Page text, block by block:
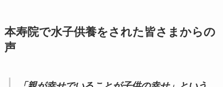
本寿院で水子供養をされた皆さまからの
声